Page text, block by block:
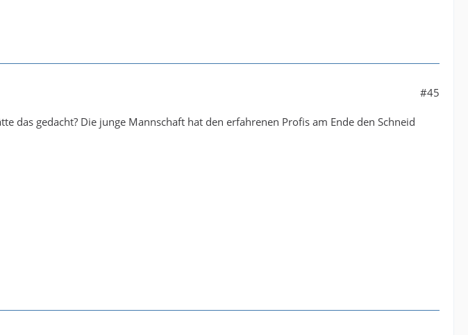
#45
das gedacht? Die junge Mannschaft hat den erfahrenen Profis am Ende den Schneid